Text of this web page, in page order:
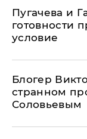
Пугачева и
готовности
условие
Блогер
странном
Соловьевым